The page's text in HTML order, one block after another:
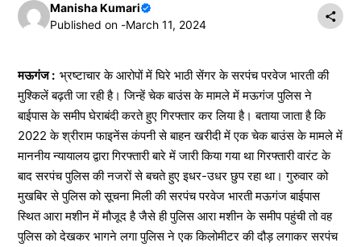
Manisha Kumari
Published on -March 11, 2024
मऊगंज : भ्रष्टाचार के आरोपों में घिरे भाठी सेंगर के सरपंच परवेज भारती की
मुश्किलें बढ़ती जा रही है। जिन्हें चेक बाउंस के मामले में मऊगंज पुलिस ने
बाईपास के समीप घेराबंदी करते हुए गिरफ्तार कर लिया है। बताया जाता है कि
2022 के श्रीराम फाइनेंस कंपनी से बाहन खरीदी में एक चेक बाउंस के मामले में
माननीय न्यायालय द्वारा गिरफ्तारी बारे में जारी किया गया था गिरफ्तारी वारंट के
बाद सरपंच पुलिस की नजरों से बचते हुए इधर-उधर छुप रहा था। गुरुवार को
मुखबिर से पुलिस को सूचना मिली की सरपंच परवेज भारती मऊगंज बाईपास
स्थित आरा मशीन में मौजूद है जैसे ही पुलिस आरा मशीन के समीप पहुंची तो वह
पुलिस को देखकर भागने लगा पुलिस ने एक किलोमीटर की दौड़ लगाकर सरपंच